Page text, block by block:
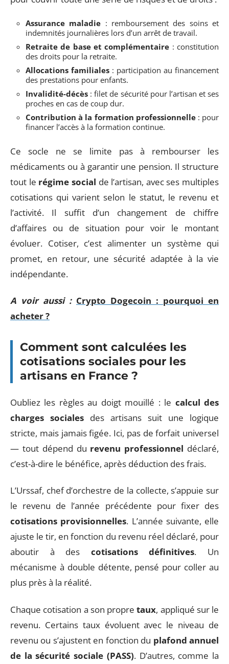
Assurance maladie : remboursement des soins et
indemnités journalières lors d’un arrêt de travail.
Retraite de base et complémentaire : constitution
des droits pour la retraite.
Allocations familiales : participation au financement
des prestations pour enfants.
Invalidité-décès : filet de sécurité pour l’artisan et ses
proches en cas de coup dur.
Contribution à la formation professionnelle: pour
financer l’accès à la formation continue.
Ce socle ne se limite pas à rembourser les
médicaments ou à garantir une pension. Il structure
tout le régime social de l’artisan, avec ses multiples
cotisations qui varient selon le statut, le revenu et
l’activité. Il suffit d’un changement de chiffre
d’affaires ou de situation pour voir le montant
évoluer. Cotiser, c’est alimenter un système qui
promet, en retour, une sécurité adaptée à la vie
indépendante.
A voir aussi : Crypto Dogecoin : pourquoi en
acheter ?
Comment sont calculées les
cotisations sociales pour les
artisans en France ?
Oubliez les règles au doigt mouillé : le calcul des
charges sociales des artisans suit une logique
stricte, mais jamais figée. Ici, pas de forfait universel
— tout dépend du revenu professionnel déclaré,
c’est-à-dire le bénéfice, après déduction des frais.
L’Urssaf, chef d’orchestre de la collecte, s’appuie sur
le revenu de l’année précédente pour fixer des
cotisations provisionnelles. L’année suivante, elle
ajuste le tir, en fonction du revenu réel déclaré, pour
aboutir à des cotisations définitives. Un
mécanisme à double détente, pensé pour coller au
plus près à la réalité.
Chaque cotisation a son propretaux, appliqué sur le
revenu. Certains taux évoluent avec le niveau de
revenu ou s’ajustent en fonction du plafond annuel
de la sécurité sociale (PASS). D’autres, comme la